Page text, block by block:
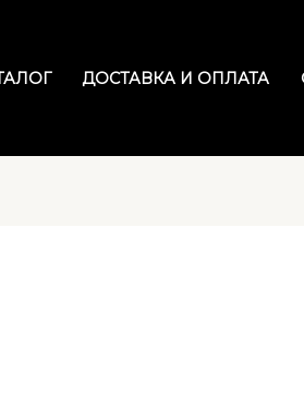
ДОСТАВКА И ОПЛАТА